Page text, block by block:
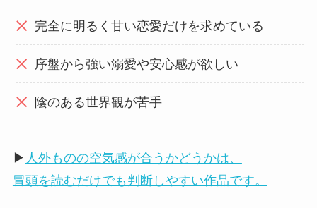
完全に明るく甘い恋愛だけを求めている
序盤から強い溺愛や安心感が欲しい
陰のある世界観が苦手
▶ 人外ものの空気感が合うかどうかは、
冒頭を読むだけでも判断しやすい作品です。